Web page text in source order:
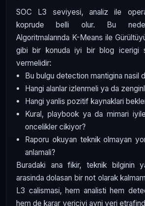
SOC L3 seviyesi, analiz ile
koprude belli olur. Bu
Algoritmalarında K-Means ile
gibi bir konuda iyi bir blog icerigi
vermelidir:
Bu bulgu detection mantigina nasil
Hangi alanlar izlenmeli ya da
Hangi yanlis pozitif kaynaklari
Kural, playbook ya da mimari
oncelikler cikiyor?
Raporu okuyan teknik olmayan
anlamali?
Buradaki ana fikir, teknik bilginin
arasinda dolasan bir not olarak
L3 calismasi, hem analisti hem
hem de karar vericiyi ayni veri